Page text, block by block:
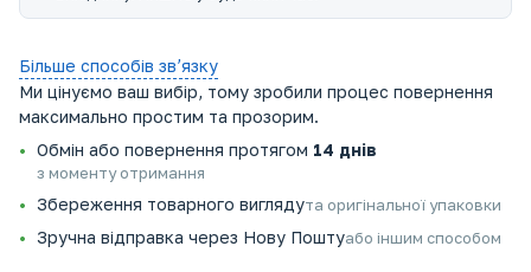
Більше способів звʼязку
Ми цінуємо ваш вибір, тому зробили процес повернення
максимально простим та прозорим.
Обмін або повернення протягом 14 днів
з моменту отримання
Збереження товарного виглядута оригінальної упаковки
Зручна відправка через Нову Поштуабо іншим способом